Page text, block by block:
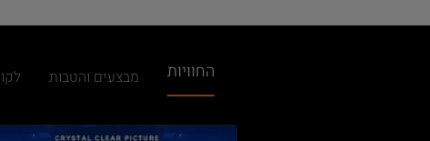
החוויות מבצעים והטבות